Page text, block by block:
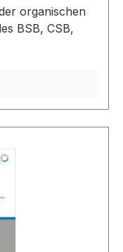
organischen
BSB, CSB,
enthält es
der